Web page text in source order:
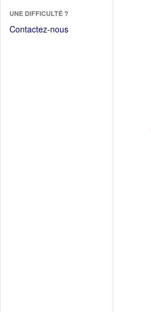
fenêtre)
une
nouvelle
UNE DIFFICULTÉ ?
Contactez-nous